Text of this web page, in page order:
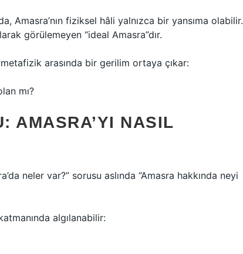
Amasra’nın fiziksel hâli yalnızca bir yansıma olabilir.
görülemeyen “ideal Amasra”dır.
arasında bir gerilim ortaya çıkar:
mı?
AMASRA’YI NASIL
neler var?” sorusu aslında “Amasra hakkında neyi
algılanabilir: